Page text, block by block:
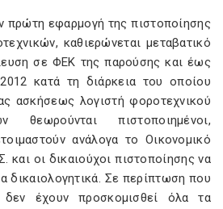
πρώτη εφαρμογή της πιστοποίησης
καθιερώνεται μεταβατικό
σε ΦΕΚ της παρούσης και έως
κατά τη διάρκεια του οποίου
ασκήσεως λογιστή φοροτεχνικού
πιστοποιημένοι,
ανάλογα το Οικονομικό
και οι δικαιούχοι πιστοποίησης να
δικαιολογητικά. Σε περίπτωση που
δεν έχουν προσκομισθεί όλα τα